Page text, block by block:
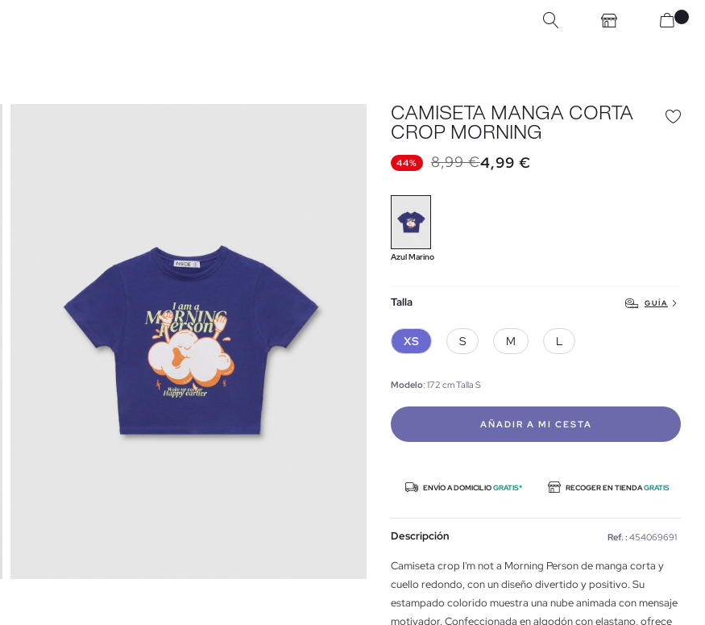
CAMISETA MANGA CORTA
CROP MORNING
44% 8,99 €4,99 €
Azul Marino
Talla GUÍA
XS S M L
Modelo: 172 cm Talla S
AÑADIR A MI CESTA
ENVÍO A DOMICILIOGRATIS* RECOGER EN TIENDAGRATIS
Descripción Ref. : 454069691
Camiseta crop I'm not a Morning Person de manga corta y
cuello redondo, con un diseño divertido y positivo. Su
estampado colorido muestra una nube animada con mensaje
motivador. Confeccionada en algodón con elastano, ofrece